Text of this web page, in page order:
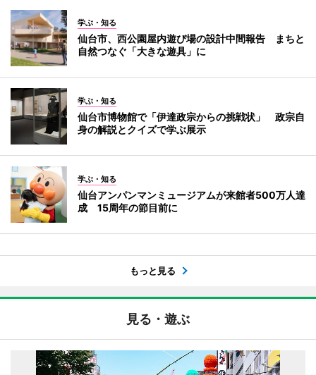
学ぶ・知る
仙台市、西公園屋内遊び場の設計中間報告 まちと
自然つなぐ「大きな遊具」に
学ぶ・知る
仙台市博物館で「伊達政宗からの挑戦状」 政宗自
身の解説とクイズで学ぶ展示
学ぶ・知る
仙台アンパンマンミュージアムが来館者500万人達
成 15周年の節目前に
もっと見る
見る・遊ぶ